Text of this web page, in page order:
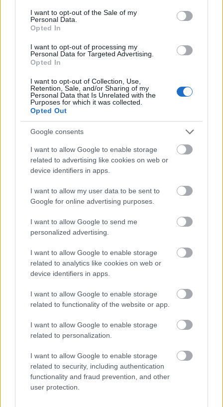
consent section.
I want to opt-out of the Sale of my
Personal Data.
Opted In
I want to opt-out of processing my
Personal Data for Targeted Advertising.
Opted In
I want to opt-out of Collection, Use,
Retention, Sale, and/or Sharing of my
Personal Data that Is Unrelated with the
Purposes for which it was collected.
Opted Out
Google consents
I want to allow Google to enable storage
related to advertising like cookies on web or
device identifiers in apps.
I want to allow my user data to be sent to
Google for online advertising purposes.
I want to allow Google to send me
personalized advertising.
I want to allow Google to enable storage
related to analytics like cookies on web or
device identifiers in apps.
I want to allow Google to enable storage
related to functionality of the website or app.
I want to allow Google to enable storage
related to personalization.
I want to allow Google to enable storage
related to security, including authentication
functionality and fraud prevention, and other
user protection.
spriccelt kifelé, azután már csak a fejét védte,
ahogy minden darabokra hullott körülötte.
kíséretében megállt. Zalán feje mellett pedig
egy bárd állt az asztalba, becsapódás közben
Ez aztán közel volt.
Holtsápadtan állt fel az asztal mellől, egész
testében cudarul remegett. A romokat
pásztázva első gondolata a lábas volt,
amiben Kolompóc szunyókált. Nagyon,
remélte, hogy nem esett semmi baja.
A szilánkok közé kotort, felszisszent, mert
egy üvegcseréppel megvágta magát, de
mindjárt el is felejtette, amint rátalált a
szőrős vízimanóra. Még mindig az edényben
feküdt, álmosan hunyorgott, de már javában
megkönnyebbülten elmosolyodott, és
megsimogatta a kis jószágot. Nagyon úgy
festett a dolog, hogy átaludta az egész
felfordulást.
Kezében a lábassal keresztülevickélt a
törmeléken, ki a ház elé. Odalent, a szirt
tövében nem volt ekkora rumli: néhány letört
faág és pár fej elgurult káposzta utalt csak az
Székláb állt, egy hosszú létrával küszködött.
A vízimanók a kerítés tövében
– Ha valamelyikőtök most nem fér a bőrébe,
bizony nagyon megjárja! – kiáltotta feléjük az
öreg, és látszott rajta, hogy nem tréfál.
Felemelte a fejét, és a magasba kémlelt. Az